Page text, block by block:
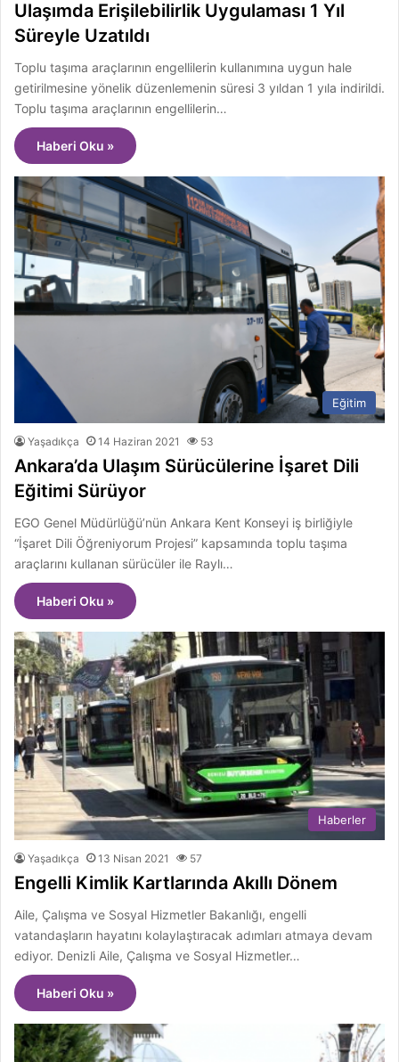
Ulaşımda Erişilebilirlik Uygulaması 1 Yıl
Süreyle Uzatıldı
Toplu taşıma araçlarının engellilerin kullanımına uygun hale
getirilmesine yönelik düzenlemenin süresi 3 yıldan 1 yıla indirildi.
Toplu taşıma araçlarının engellilerin…
Haberi Oku »
Eğitim
Yaşadıkça 14 Haziran 2021 53
Ankara’da Ulaşım Sürücülerine İşaret Dili
Eğitimi Sürüyor
EGO Genel Müdürlüğü’nün Ankara Kent Konseyi iş birliğiyle
“İşaret Dili Öğreniyorum Projesi” kapsamında toplu taşıma
araçlarını kullanan sürücüler ile Raylı…
Haberi Oku »
Haberler
Yaşadıkça 13 Nisan 2021 57
Engelli Kimlik Kartlarında Akıllı Dönem
Aile, Çalışma ve Sosyal Hizmetler Bakanlığı, engelli
vatandaşların hayatını kolaylaştıracak adımları atmaya devam
ediyor. Denizli Aile, Çalışma ve Sosyal Hizmetler…
Haberi Oku »